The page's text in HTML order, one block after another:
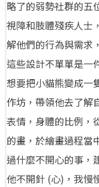
略了的弱勢社群的五
視障和肢體殘疾人士
解他們的行為與需求
這些設計不單單是一
想要把小貓熊變成一
作坊，帶領他去了解
表情，身體的比例，
的畫，於繪畫過程當
過什麼不開心的事，
他不開針 (心)，我慢